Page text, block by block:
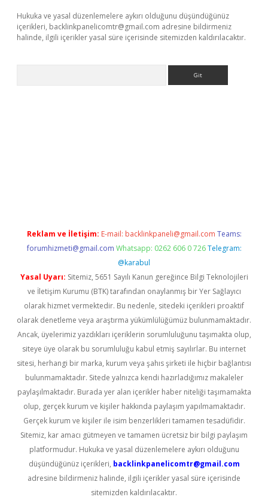
Hukuka ve yasal düzenlemelere aykırı olduğunu düşündüğünüz
içerikleri, backlinkpanelicomtr@gmail.com adresine bildirmeniz
halinde, ilgili içerikler yasal süre içerisinde sitemizden kaldırılacaktır.
Reklam ve İletişim: E-mail: backlinkpaneli@gmail.com Teams:
forumhizmeti@gmail.com Whatsapp: 0262 606 0 726 Telegram:
@karabul
Yasal Uyarı: Sitemiz, 5651 Sayılı Kanun gereğince Bilgi Teknolojileri
ve İletişim Kurumu (BTK) tarafından onaylanmış bir Yer Sağlayıcı
olarak hizmet vermektedir. Bu nedenle, sitedeki içerikleri proaktif
olarak denetleme veya araştırma yükümlülüğümüz bulunmamaktadır.
Ancak, üyelerimiz yazdıkları içeriklerin sorumluluğunu taşımakta olup,
siteye üye olarak bu sorumluluğu kabul etmiş sayılırlar. Bu internet
sitesi, herhangi bir marka, kurum veya şahıs şirketi ile hiçbir bağlantısı
bulunmamaktadır. Sitede yalnızca kendi hazırladığımız makaleler
paylaşılmaktadır. Burada yer alan içerikler haber niteliği taşımamakta
olup, gerçek kurum ve kişiler hakkında paylaşım yapılmamaktadır.
Gerçek kurum ve kişiler ile isim benzerlikleri tamamen tesadüfidir.
Sitemiz, kar amacı gütmeyen ve tamamen ücretsiz bir bilgi paylaşım
platformudur. Hukuka ve yasal düzenlemelere aykırı olduğunu
düşündüğünüz içerikleri, backlinkpanelicomtr@gmail.com
adresine bildirmeniz halinde, ilgili içerikler yasal süre içerisinde
sitemizden kaldırılacaktır.